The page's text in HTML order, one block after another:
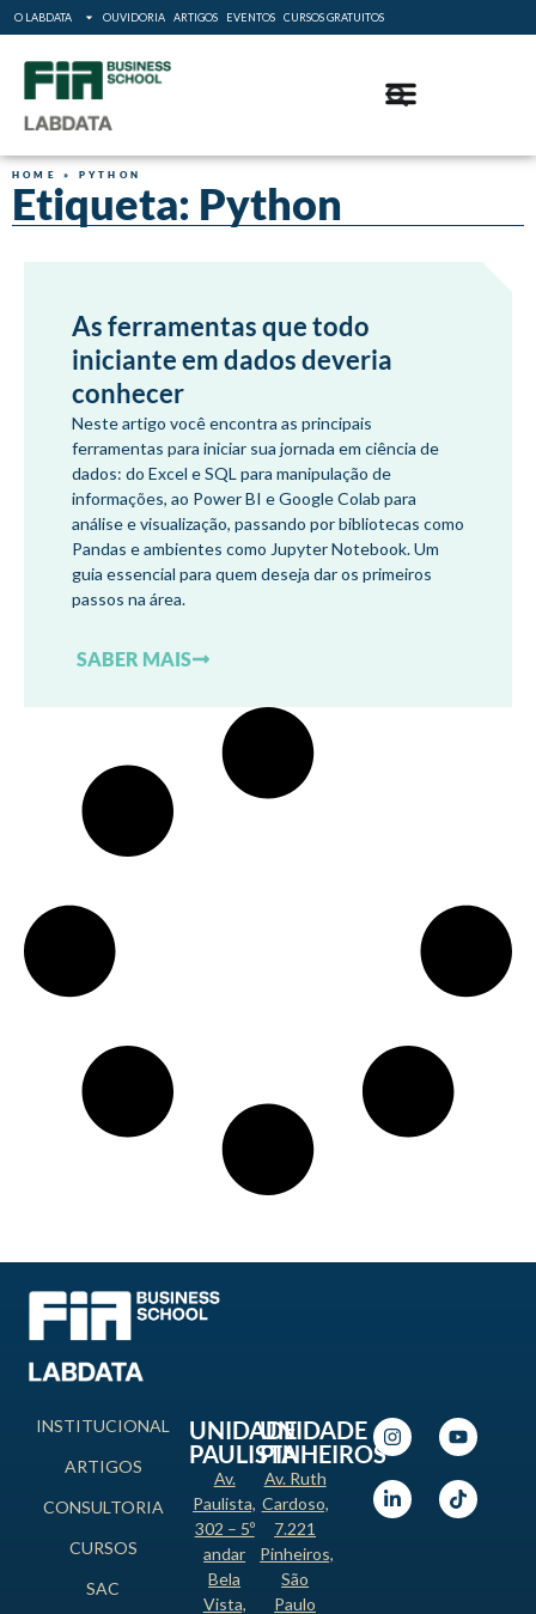
O LABDATA OUVIDORIA ARTIGOS EVENTOS CURSOS GRATUITOS
HOME » PYTHON
Etiqueta: Python
As ferramentas que todo
iniciante em dados deveria
conhecer
Neste artigo você encontra as principais
ferramentas para iniciar sua jornada em ciência de
dados: do Excel e SQL para manipulação de
informações, ao Power BI e Google Colab para
análise e visualização, passando por bibliotecas como
Pandas e ambientes como Jupyter Notebook. Um
guia essencial para quem deseja dar os primeiros
passos na área.
SABER MAIS
INSTITUCIONAL
ARTIGOS
CONSULTORIA
CURSOS
SAC
UNIDADE
PAULISTA
Av.
Paulista,
302 – 5º
andar
Bela
Vista,
UNIDADE
PINHEIROS
Av. Ruth
Cardoso,
7.221
Pinheiros,
São
Paulo